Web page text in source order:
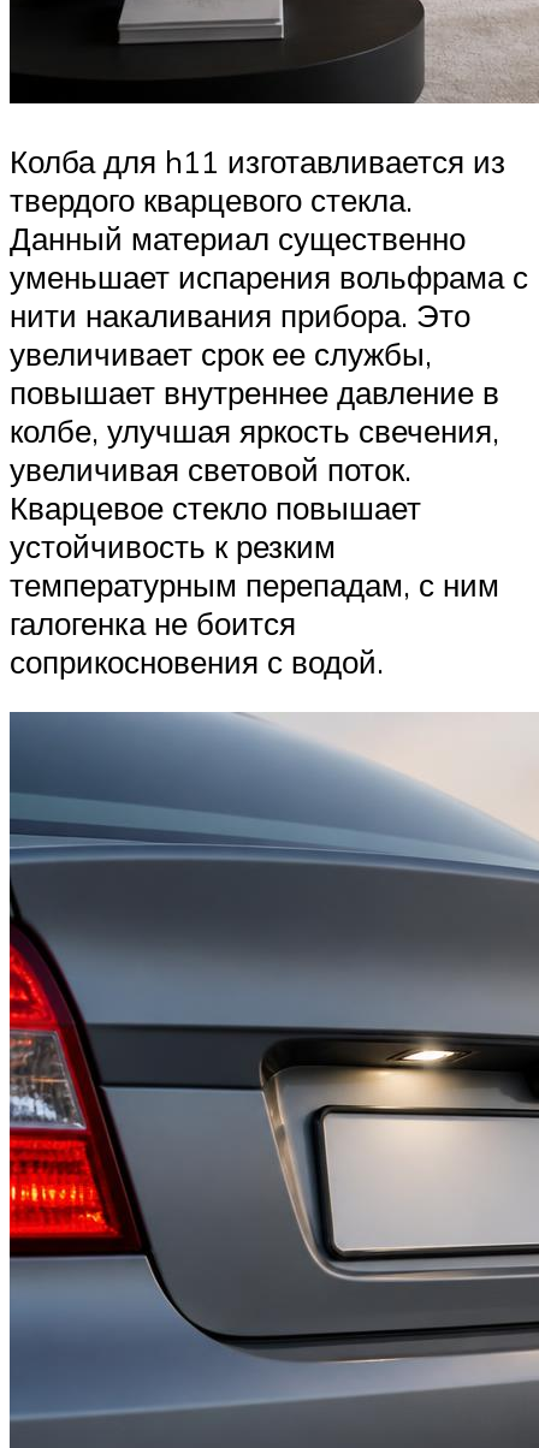
Колба для h11 изготавливается из
твердого кварцевого стекла.
Данный материал существенно
уменьшает испарения вольфрама с
нити накаливания прибора. Это
увеличивает срок ее службы,
повышает внутреннее давление в
колбе, улучшая яркость свечения,
увеличивая световой поток.
Кварцевое стекло повышает
устойчивость к резким
температурным перепадам, с ним
галогенка не боится
соприкосновения с водой.